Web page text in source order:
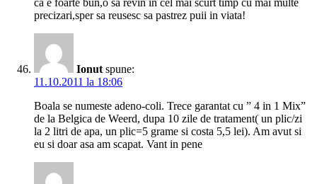
ca e foarte bun,o sa revin in cel mai scurt timp cu mai multe
precizari,sper sa reusesc sa pastrez puii in viata!
Ionut spune:
11.10.2011 la 18:06
Boala se numeste adeno-coli. Trece garantat cu ” 4 in 1 Mix”
de la Belgica de Weerd, dupa 10 zile de tratament( un plic/zi
la 2 litri de apa, un plic=5 grame si costa 5,5 lei). Am avut si
eu si doar asa am scapat. Vant in pene